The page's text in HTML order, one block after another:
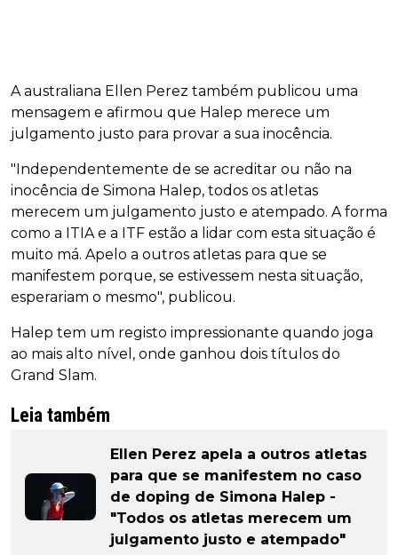
A australiana Ellen Perez também publicou uma
mensagem e afirmou que Halep merece um
julgamento justo para provar a sua inocência.
"Independentemente de se acreditar ou não na
inocência de Simona Halep, todos os atletas
merecem um julgamento justo e atempado. A forma
como a ITIA e a ITF estão a lidar com esta situação é
muito má. Apelo a outros atletas para que se
manifestem porque, se estivessem nesta situação,
esperariam o mesmo", publicou.
Halep tem um registo impressionante quando joga
ao mais alto nível, onde ganhou dois títulos do
Grand Slam.
Leia também
Ellen Perez apela a outros atletas
para que se manifestem no caso
de doping de Simona Halep -
"Todos os atletas merecem um
julgamento justo e atempado"